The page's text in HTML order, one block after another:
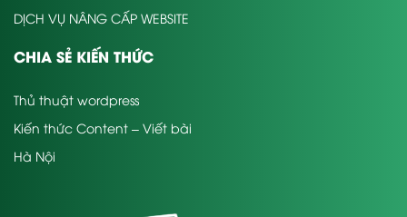
DỊCH VỤ NÂNG CẤP WEBSITE
CHIA SẺ KIẾN THỨC
Thủ thuật wordpress
Kiến thức Content – Viết bài
Hà Nội